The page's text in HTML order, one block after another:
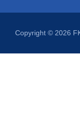
Copyright © 2026